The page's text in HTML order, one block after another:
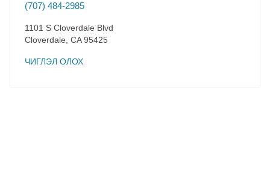
(707) 484-2985
1101 S Cloverdale Blvd
Cloverdale CA95425
ЧИГЛЭЛ ОЛОХ